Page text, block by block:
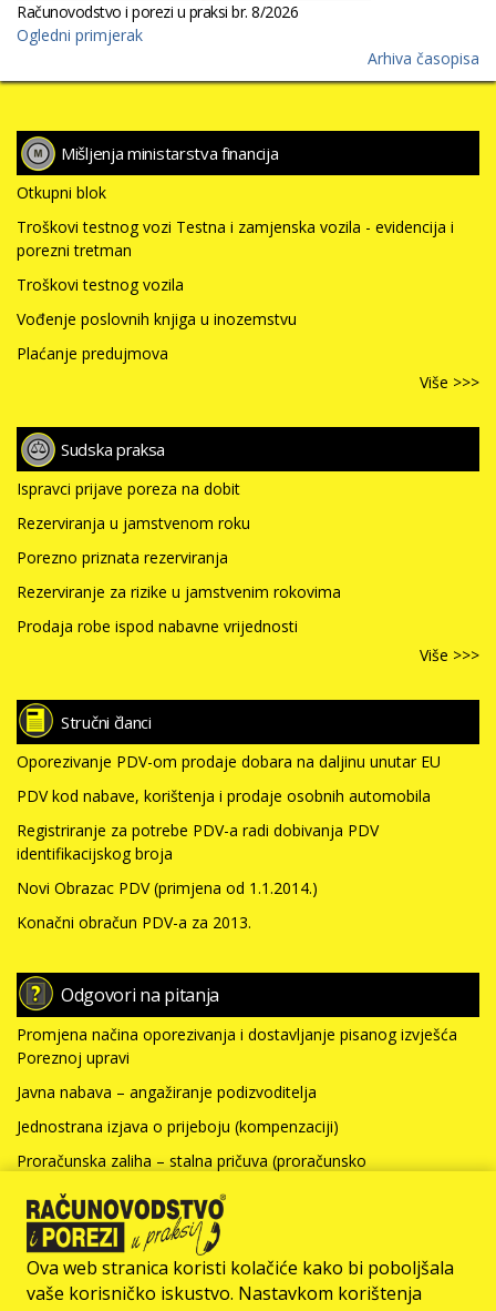
Računovodstvo i porezi u praksi br. 8/2026
Ogledni primjerak
Arhiva časopisa
Mišljenja ministarstva financija
Otkupni blok
Troškovi testnog vozi Testna i zamjenska vozila - evidencija i
porezni tretman
Troškovi testnog vozila
Vođenje poslovnih knjiga u inozemstvu
Plaćanje predujmova
Više >>>
Sudska praksa
Ispravci prijave poreza na dobit
Rezerviranja u jamstvenom roku
Porezno priznata rezerviranja
Rezerviranje za rizike u jamstvenim rokovima
Prodaja robe ispod nabavne vrijednosti
Više >>>
Stručni članci
Oporezivanje PDV-om prodaje dobara na daljinu unutar EU
PDV kod nabave, korištenja i prodaje osobnih automobila
Registriranje za potrebe PDV-a radi dobivanja PDV
identifikacijskog broja
Novi Obrazac PDV (primjena od 1.1.2014.)
Konačni obračun PDV-a za 2013.
Odgovori na pitanja
Promjena načina oporezivanja i dostavljanje pisanog izvješća
Poreznoj upravi
Javna nabava – angažiranje podizvoditelja
Jednostrana izjava o prijeboju (kompenzaciji)
Proračunska zaliha – stalna pričuva (proračunsko
Nabavna vrijednost nefinancijske imovine i kamate za kredit
(neprofitno računovodstvo)
Više >>>
Ova web stranica koristi kolačiće kako bi poboljšala
vaše korisničko iskustvo. Nastavkom korištenja